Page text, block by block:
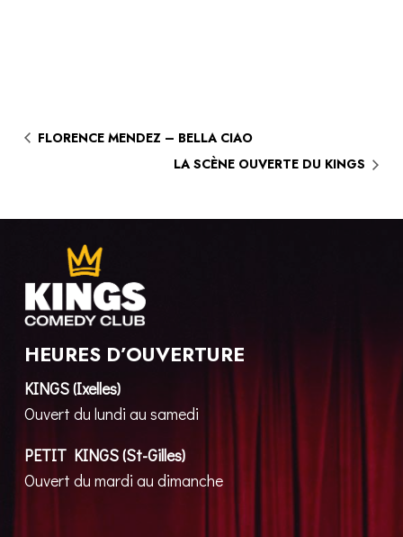
FLORENCE MENDEZ – BELLA CIAO
LA SCÈNE OUVERTE DU KINGS
HEURES D’OUVERTURE
KINGS (Ixelles)
Ouvert du lundi au samedi
PETIT KINGS (St-Gilles)
Ouvert du mardi au dimanche